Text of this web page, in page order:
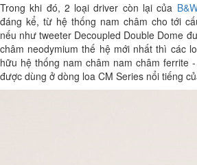
Trong khi đó, 2 loại driver còn lại của
đáng kể, từ hệ thống nam châm cho tới
nếu như tweeter Decoupled Double Dome
châm neodymium thế hệ mới nhất thì các
hữu hệ thống nam châm nam châm ferrite
được dùng ở dòng loa CM Series nổi tiếng